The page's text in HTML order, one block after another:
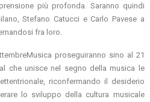
più profonda. Saranno quindi
Stefano Catucci e Carlo Pavese a
fra loro.
proseguiranno sino al 21
che unisce nel segno della musica le
riconfermando il desiderio
lo sviluppo della cultura musicale